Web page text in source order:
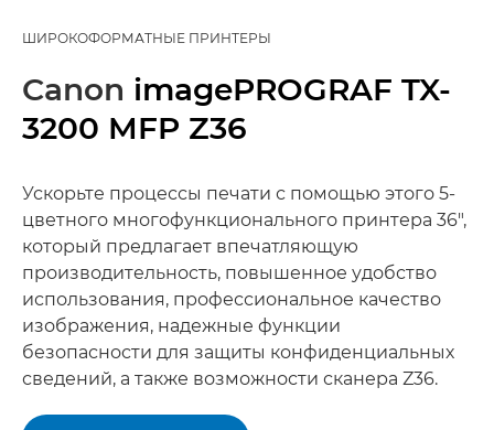
ШИРОКОФОРМАТНЫЕ ПРИНТЕРЫ
Canon imagePROGRAF TX-
3200 MFP Z36
Ускорьте процессы печати с помощью этого 5-
цветного многофункционального принтера 36",
который предлагает впечатляющую
производительность, повышенное удобство
использования, профессиональное качество
изображения, надежные функции
безопасности для защиты конфиденциальных
сведений, а также возможности сканера Z36.